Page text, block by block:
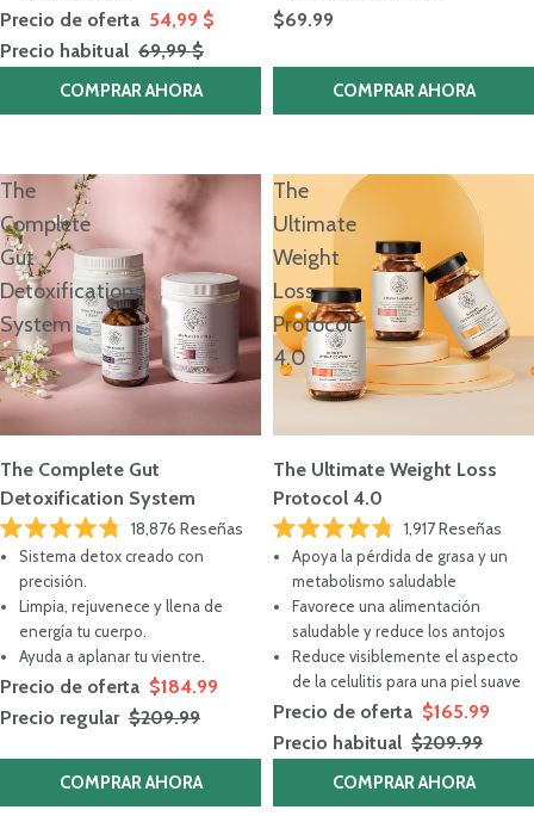
Precio de oferta 54,99 $
Precio habitual 69,99 $
COMPRAR AHORA
$69.99
COMPRAR AHORA
¿No sabes por dónde empezar?
The
Complete
Gut
Detoxification
System
The Complete Gut
Detoxification System
Calificado
4.8
estrellas
18,876 Reseñas
Sistema detox creado con
precisión.
Limpia, rejuvenece y llena de
energía tu cuerpo.
Ayuda a aplanar tu vientre.
Precio de oferta $184.99
Precio regular $209.99
COMPRAR AHORA
The
Ultimate
Weight
Loss
Protocol
4.0
The Ultimate Weight Loss
Protocol 4.0
Calificado
4.8
estrellas
1,917Reseñas
Apoya la pérdida de grasa y un
metabolismo saludable
Favorece una alimentación
saludable y reduce los antojos
Reduce visiblemente el aspecto
de la celulitis para una piel suave
Precio de oferta $165.99
Precio habitual $209.99
COMPRAR AHORA